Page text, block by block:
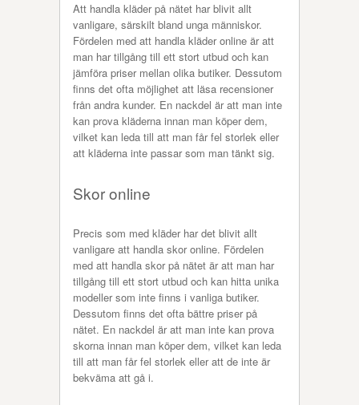
Att handla kläder på nätet har blivit allt
vanligare, särskilt bland unga människor.
Fördelen med att handla kläder online är att
man har tillgång till ett stort utbud och kan
jämföra priser mellan olika butiker. Dessutom
finns det ofta möjlighet att läsa recensioner
från andra kunder. En nackdel är att man inte
kan prova kläderna innan man köper dem,
vilket kan leda till att man får fel storlek eller
att kläderna inte passar som man tänkt sig.
Skor online
Precis som med kläder har det blivit allt
vanligare att handla skor online. Fördelen
med att handla skor på nätet är att man har
tillgång till ett stort utbud och kan hitta unika
modeller som inte finns i vanliga butiker.
Dessutom finns det ofta bättre priser på
nätet. En nackdel är att man inte kan prova
skorna innan man köper dem, vilket kan leda
till att man får fel storlek eller att de inte är
bekväma att gå i.